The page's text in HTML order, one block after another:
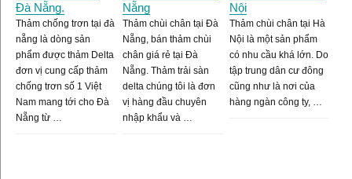
Đà Nẵng.
Thảm chống trơn tại đà
nẵng là dòng sản
phẩm được thảm Delta
đơn vị cung cấp thảm
chống trơn số 1 Việt
Nam mang tới cho Đà
Nẵng từ …
Nẵng
Thảm chùi chân tại Đà
Nẵng, bán thảm chùi
chân giá rẻ tại Đà
Nẵng. Thảm trải sàn
delta chúng tôi là đơn
vị hàng đầu chuyên
nhập khẩu và …
Nội
Thảm chùi chân tại Hà
Nội là một sản phẩm
có nhu cầu khá lớn. Do
tập trung dân cư đông
cũng như là nơi của
hàng ngàn công ty, …